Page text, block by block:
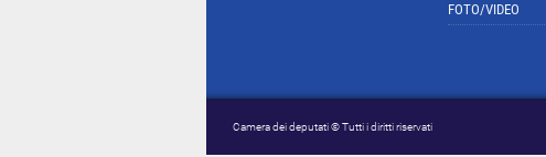
FOTO/VIDEO
Camera dei deputati © Tutti i diritti riservati